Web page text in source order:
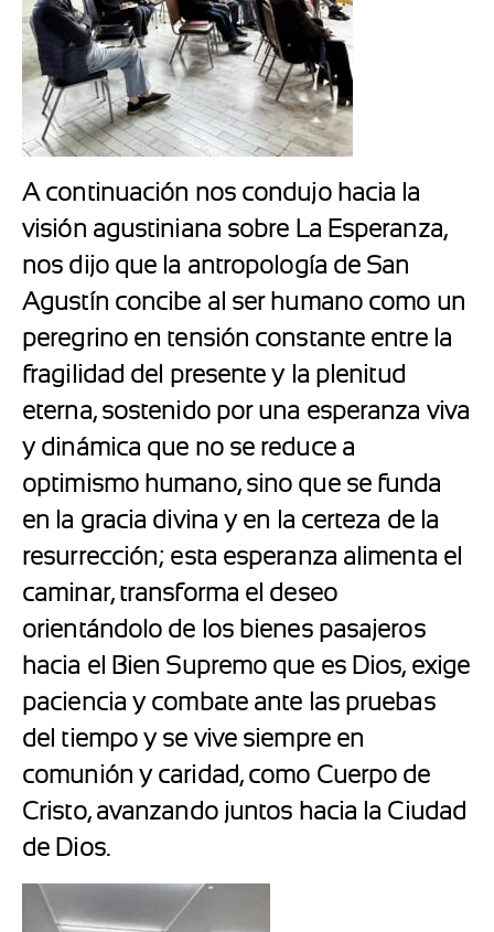
A continuación nos condujo hacia la
visión agustiniana sobre La Esperanza,
nos dijo que la antropología de San
Agustín concibe al ser humano como un
peregrino en tensión constante entre la
fragilidad del presente y la plenitud
eterna, sostenido por una esperanza viva
y dinámica que no se reduce a
optimismo humano, sino que se funda
en la gracia divina y en la certeza de la
resurrección; esta esperanza alimenta el
caminar, transforma el deseo
orientándolo de los bienes pasajeros
hacia el Bien Supremo que es Dios, exige
paciencia y combate ante las pruebas
del tiempo y se vive siempre en
comunión y caridad, como Cuerpo de
Cristo, avanzando juntos hacia la Ciudad
de Dios.